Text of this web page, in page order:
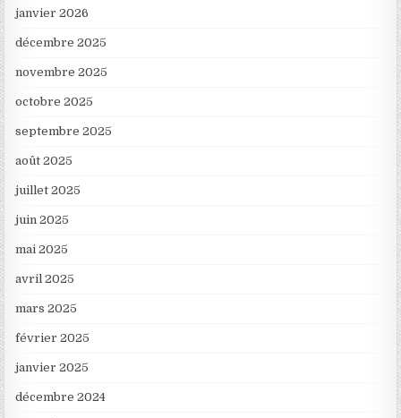
janvier 2026
décembre 2025
novembre 2025
octobre 2025
septembre 2025
août 2025
juillet 2025
juin 2025
mai 2025
avril 2025
mars 2025
février 2025
janvier 2025
décembre 2024